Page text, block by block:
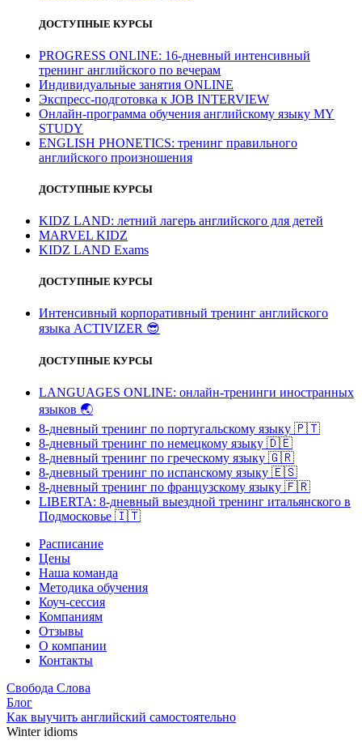
ДОСТУПНЫЕ КУРСЫ
PROGRESS ONLINE: 16-дневный интенсивный
тренинг английского по вечерам
Индивидуальные занятия ONLINE
Экспресс-подготовка к JOB INTERVIEW
Онлайн-программа обучения английскому языку MY
STUDY
ENGLISH PHONETICS: тренинг правильного
английского произношения
ДОСТУПНЫЕ КУРСЫ
KIDZ LAND: летний лагерь английского для детей
MARVEL KIDZ
KIDZ LAND Exams
ДОСТУПНЫЕ КУРСЫ
Интенсивный корпоративный тренинг английского
языка ACTIVIZER 😎
ДОСТУПНЫЕ КУРСЫ
LANGUAGES ONLINE: онлайн-тренинги иностранных
языков 🌏
8-дневный тренинг по португальскому языку 🇵🇹
8-дневный тренинг по немецкому языку 🇩🇪
8-дневный тренинг по греческому языку 🇬🇷
8-дневный тренинг по испанскому языку 🇪🇸
8-дневный тренинг по французскому языку 🇫🇷
LIBERTA: 8-дневный выездной тренинг итальянского в
Подмосковье 🇮🇹
Расписание
Цены
Наша команда
Методика обучения
Коуч-сессия
Компаниям
Отзывы
О компании
Контакты
Свобода Слова
Блог
Как выучить английский самостоятельно
Winter idioms